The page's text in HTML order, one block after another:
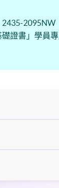
2435-2095NW
礎證書」學員
兩個或以下，